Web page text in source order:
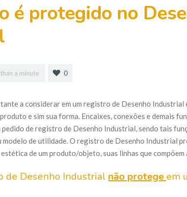
é protegido no
than a minute 0
a considerar em um registro de Desenho Industrial
e sim sua forma. Encaixes, conexões e demais
pedido de registro de Desenho Industrial, sendo tais
modelo de utilidade. O registro de Desenho Industrial
de um produto/objeto, suas linhas que compõem
de Desenho Industrial não protege em